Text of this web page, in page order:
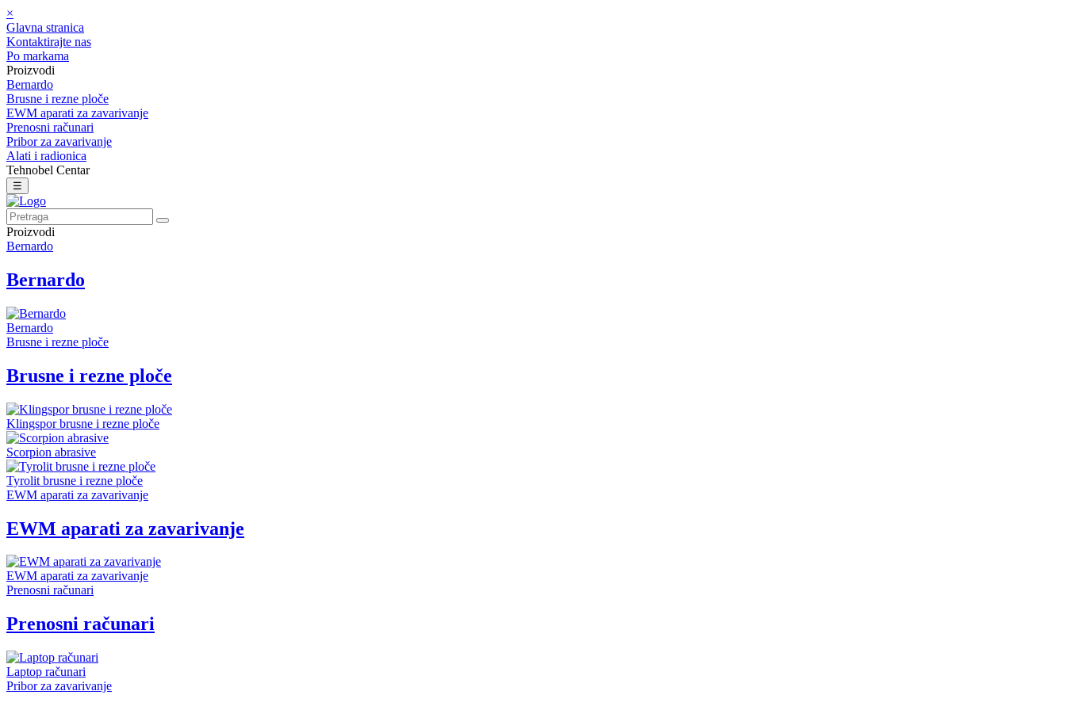
×
Glavna stranica
Kontaktirajte nas
Po markama
Proizvodi
Bernardo
Brusne i rezne ploče
EWM aparati za zavarivanje
Prenosni računari
Pribor za zavarivanje
Alati i radionica
Tehnobel Centar
☰
Proizvodi
Bernardo
Bernardo
Bernardo
Brusne i rezne ploče
Brusne i rezne ploče
Klingspor brusne i rezne ploče
Scorpion abrasive
Tyrolit brusne i rezne ploče
EWM aparati za zavarivanje
EWM aparati za zavarivanje
EWM aparati za zavarivanje
Prenosni računari
Prenosni računari
Laptop računari
Pribor za zavarivanje